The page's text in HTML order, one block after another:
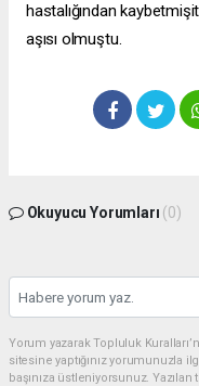
hastalığından
aşısı olmuştu.
Okuyucu Yorumları (0)
Yorum yazarak Topluluk
sitesine yaptığınız yorumunuzla
başınıza üstleniyorsunuz.